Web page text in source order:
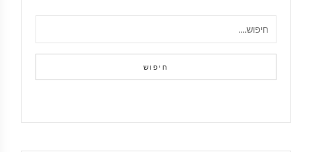
חיפוש